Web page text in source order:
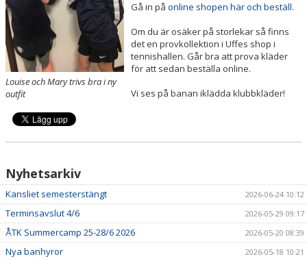
ÅTK TRÄNINGSVERKSAMHET
Louise och Mary trivs bra i ny
outfit
Gå in på online shopen här och beställ.
Om du är osäker på storlekar så finns
det en provkollektion i Uffes shop i
tennishallen. Går bra att prova kläder
för att sedan beställa online.
Vi ses på banan iklädda klubbkläder!
Nyhetsarkiv
Kansliet semesterstängt 2026-06-24 10:12
Terminsavslut 4/6 2026-05-29 09:17
ÅTK Summercamp 25-28/6 2026 2026-05-20 08:39
Nya banhyror 2026-05-18 10:21